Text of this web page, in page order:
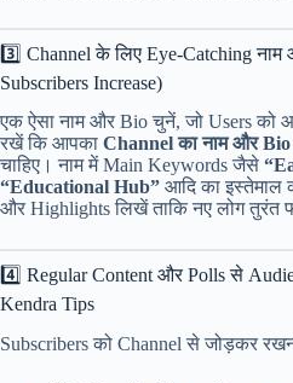
3️⃣ Channel के लिए Eye-Catching
Subscribers Increase)
एक ऐसा नाम और Bio चुनें, जो Users को
रखें कि आपका Channel का नाम और
चाहिए। नाम में Main Keywords जैसे
“Educational Hub” आदि का इस्तेमाल
और Highlights लिखें ताकि नए लोग तुरंत
4️⃣ Regular Content और Polls से
Kendra Tips
Subscribers को Channel से जोड़कर